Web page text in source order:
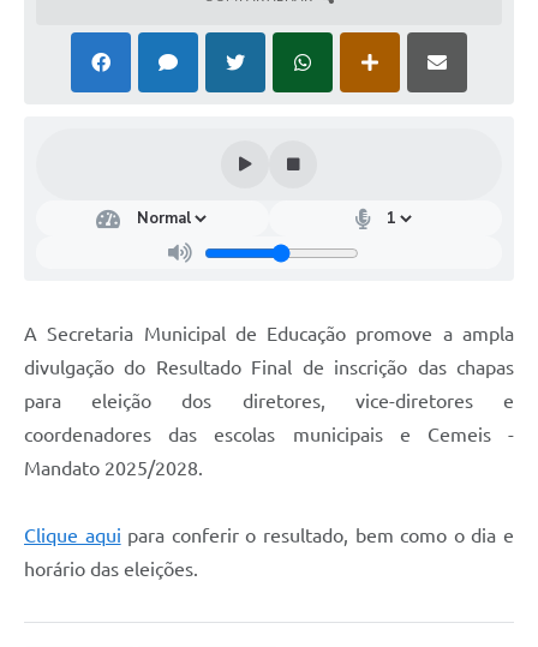
A Secretaria Municipal de Educação promove a ampla
divulgação do Resultado Final de inscrição das chapas
para eleição dos diretores, vice-diretores e
coordenadores das escolas municipais e Cemeis -
Mandato 2025/2028.
Clique aqui para conferir o resultado, bem como o dia e
horário das eleições.